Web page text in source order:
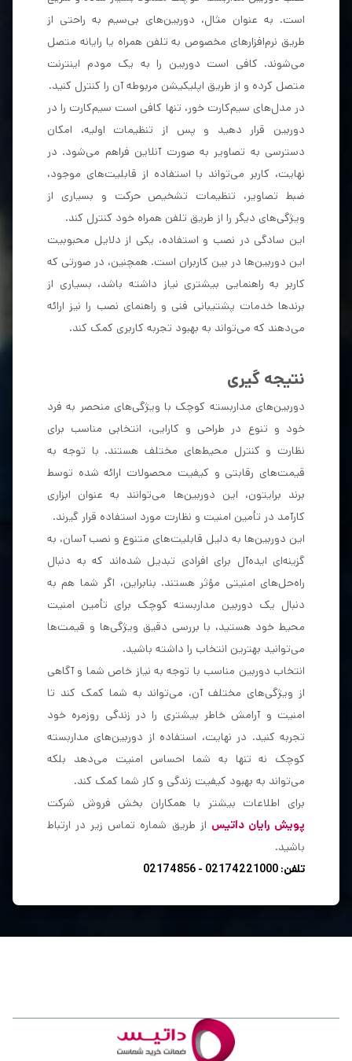
است. به عنوان مثال، دوربین‌های بی‌سیم به راحتی از
طریق نرم‌افزارهای مخصوص به تلفن همراه یا رایانه متصل
می‌شوند. کافی است دوربین را به یک مودم اینترنت
متصل کرده و از طریق اپلیکیشن مربوطه آن را کنترل کنید.
در مدل‌های سیم‌کارت خور، تنها کافی است سیم‌کارت را در
دوربین قرار دهید و پس از تنظیمات اولیه، امکان
دسترسی به تصاویر به صورت آنلاین فراهم می‌شود. در
نهایت، کاربر می‌تواند با استفاده از قابلیت‌های موجود،
ضبط تصاویر، تنظیمات تشخیص حرکت و بسیاری از
ویژگی‌های دیگر را از طریق تلفن همراه خود کنترل کند.
این سادگی در نصب و استفاده، یکی از دلایل محبوبیت
این دوربین‌ها در بین کاربران است. همچنین، در صورتی که
کاربر به راهنمایی بیشتری نیاز داشته باشد، بسیاری از
برندها خدمات پشتیبانی فنی و راهنمای نصب را نیز ارائه
می‌دهند که می‌تواند به بهبود تجربه کاربری کمک کند.
نتیجه گیری
دوربین‌های مداربسته کوچک با ویژگی‌های منحصر به فرد
خود و تنوع در طراحی و کارایی، انتخابی مناسب برای
نظارت و کنترل محیط‌های مختلف هستند. با توجه به
قیمت‌های رقابتی و کیفیت محصولات ارائه شده توسط
برند برایتون، این دوربین‌ها می‌توانند به عنوان ابزاری
کارآمد در تأمین امنیت و نظارت مورد استفاده قرار گیرند.
این دوربین‌ها به دلیل قابلیت‌های متنوع و نصب آسان، به
گزینه‌ای ایده‌آل برای افرادی تبدیل شده‌اند که به دنبال
راه‌حل‌های امنیتی مؤثر هستند. بنابراین، اگر شما هم به
دنبال یک دوربین مداربسته کوچک برای تأمین امنیت
محیط خود هستید، با بررسی دقیق ویژگی‌ها و قیمت‌ها
می‌توانید بهترین انتخاب را داشته باشید.
انتخاب دوربین مناسب با توجه به نیاز خاص شما و آگاهی
از ویژگی‌های مختلف آن، می‌تواند به شما کمک کند تا
امنیت و آرامش خاطر بیشتری را در زندگی روزمره خود
تجربه کنید. در نهایت، استفاده از دوربین‌های مداربسته
کوچک نه تنها به شما احساس امنیت می‌دهد بلکه
می‌تواند به بهبود کیفیت زندگی و کار شما کمک کند.
برای اطلاعات بیشتر با همکاران بخش فروش شرکت
پویش رایان داتیس از طریق شماره تماس زیر در ارتباط
باشید.
تلفن: 02174221000
-
02174856